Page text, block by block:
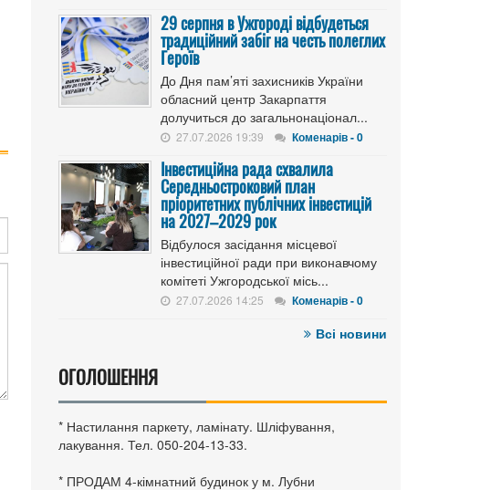
29 серпня в Ужгороді відбудеться
традиційний забіг на честь полеглих
Героїв
До Дня пам’яті захисників України
обласний центр Закарпаття
долучиться до загальнонаціонал...
27.07.2026 19:39 Коменарів - 0
Інвестиційна рада схвалила
Середньостроковий план
пріоритетних публічних інвестицій
на 2027–2029 рок
Відбулося засідання місцевої
інвестиційної ради при виконавчому
комітеті Ужгородської місь...
27.07.2026 14:25 Коменарів - 0
Всі новини
ОГОЛОШЕННЯ
* Настилання паркету, ламінату. Шліфування,
лакування. Тел. 050-204-13-33.
* ПРОДАМ 4-кімнатний будинок у м. Лубни